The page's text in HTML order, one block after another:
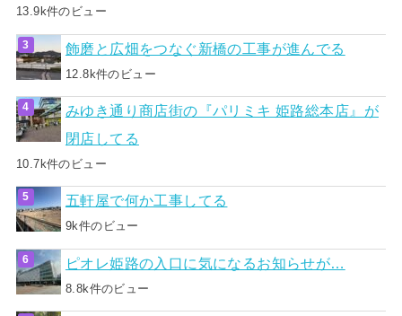
13.9k件のビュー
飾磨と広畑をつなぐ新橋の工事が進んでる
12.8k件のビュー
みゆき通り商店街の『パリミキ 姫路総本店』が
閉店してる
10.7k件のビュー
五軒屋で何か工事してる
9k件のビュー
ピオレ姫路の入口に気になるお知らせが…
8.8k件のビュー